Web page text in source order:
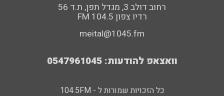
רחוב דולב 3, מגדל תפן, ת.ד 56
FM רדיו צפון 104.5
meital@1045.fm
וואצאפ להודעות: 0547961045
כל הזכויות שמורות ל - 104.5FM